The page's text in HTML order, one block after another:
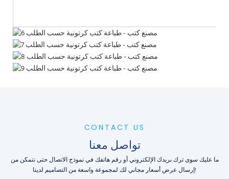
CONTACT US
تواصل معنا
ما عليك سوى ترك بريدك الإلكتروني أو رقم هاتفك في نموذج الاتصال حتى نتمكن من
إرسال عرض أسعار مجاني لك لمجموعة واسعة من التصاميم لدينا!